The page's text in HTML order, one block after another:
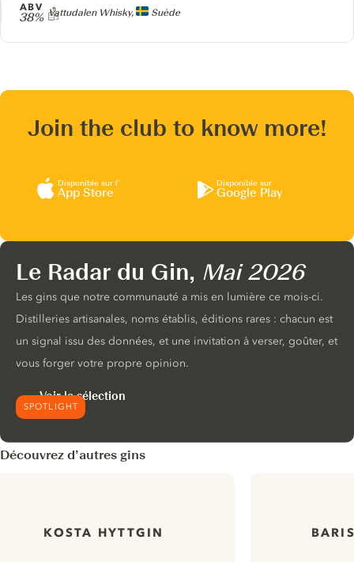
Producteur
Vattudalen Whisky, Suède
ABV
38%
Join the club to know more!
Disponible sur l’
App Store
Disponible sur
Google Play
SPOTLIGHT
Le Radar du Gin, Mai 2026
Les gins que notre communauté a mis en lumière ce mois-ci.
Distilleries artisanales, noms établis, éditions rares : chacun est
un signal issu des données, et une invitation à verser, goûter, et
vous forger votre propre opinion.
Voir la sélection
Découvrez d’autres gins
KOSTA HYTTGIN